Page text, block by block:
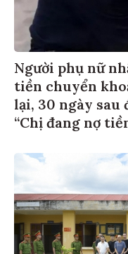
Người phụ nữ
tiền chuyển
lại, 30 ngày sau
“Chị đang nợ